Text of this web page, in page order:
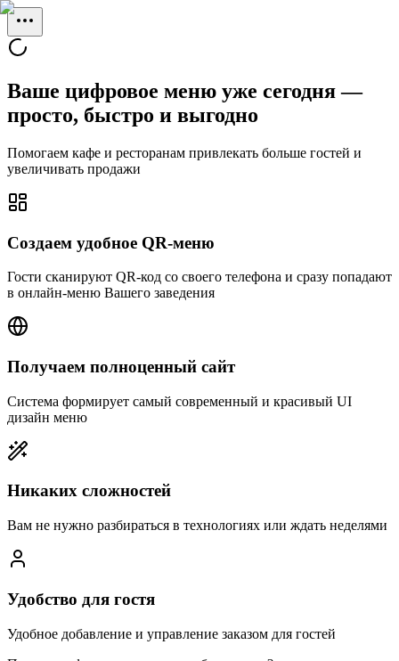
Ваше цифровое меню уже сегодня —
просто, быстро и выгодно
Помогаем кафе и ресторанам привлекать больше гостей и
увеличивать продажи
Создаем удобное QR-меню
Гости сканируют QR-код со своего телефона и сразу попадают
в онлайн-меню Вашего заведения
Получаем полноценный сайт
Система формирует самый современный и красивый UI
дизайн меню
Никаких сложностей
Вам не нужно разбираться в технологиях или ждать неделями
Удобство для гостя
Удобное добавление и управление заказом для гостей